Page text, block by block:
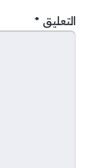
التعليق *